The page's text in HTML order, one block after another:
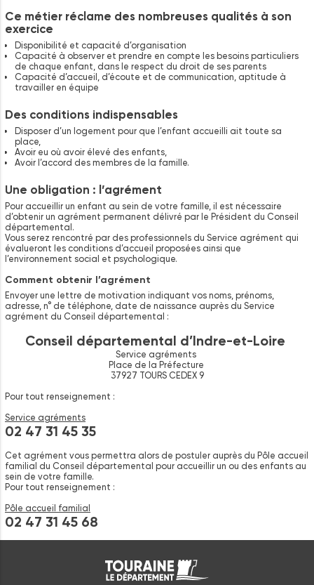
Ce métier réclame des nombreuses qualités à son
exercice
Disponibilité et capacité d’organisation
Capacité à observer et prendre en compte les besoins particuliers
de chaque enfant, dans le respect du droit de ses parents
Capacité d’accueil, d’écoute et de communication, aptitude à
travailler en équipe
Des conditions indispensables
Disposer d’un logement pour que l’enfant accueilli ait toute sa
place,
Avoir eu où avoir élevé des enfants,
Avoir l’accord des membres de la famille.
Une obligation : l’agrément
Pour accueillir un enfant au sein de votre famille, il est nécessaire
d’obtenir un agrément permanent délivré par le Président du Conseil
départemental.
Vous serez rencontré par des professionnels du Service agrément qui
évalueront les conditions d’accueil proposées ainsi que
l’environnement social et psychologique.
Comment obtenir l’agrément
Envoyer une lettre de motivation indiquant vos noms, prénoms,
adresse, n° de téléphone, date de naissance auprès du Service
agrément du Conseil départemental :
Conseil départemental d’Indre-et-Loire
Service agréments
Place de la Préfecture
37927 TOURS CEDEX 9
Pour tout renseignement :
Service agréments
02 47 31 45 35
Cet agrément vous permettra alors de postuler auprès du Pôle accueil
familial du Conseil départemental pour accueillir un ou des enfants au
sein de votre famille.
Pour tout renseignement :
Pôle accueil familial
02 47 31 45 68